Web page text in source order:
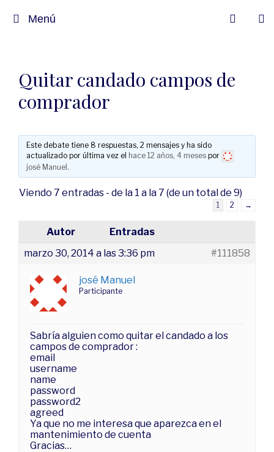
Menú
Quitar candado campos de
comprador
Este debate tiene 8 respuestas, 2 mensajes y ha sido
actualizado por última vez el hace 12 años, 4 mesespor
josé Manuel .
Viendo 7 entradas - de la 1 a la 7 (de un total de 9)
1 2 →
Autor
Entradas
marzo 30, 2014 a las 3:36 pm
#111858
josé Manuel
Participante
Sabría alguien como quitar el candado a los
campos de comprador :
email
username
name
password
password2
agreed
Ya que no me interesa que aparezca en el
mantenimiento de cuenta
Gracias…